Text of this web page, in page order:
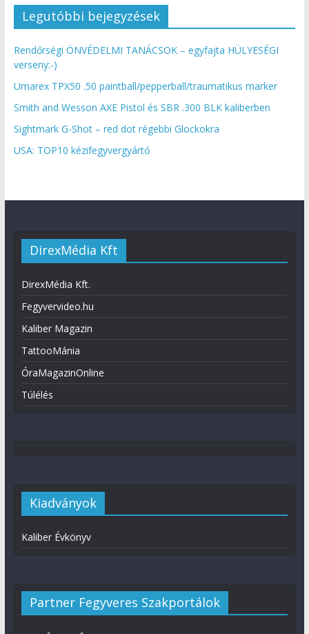
Legutóbbi bejegyzések
Rendőrségi ÖNVÉDELMI TANÁCSOK – egyfajta HÜLYESÉGI
verseny:-)
Umarex TPX50 .50 paintball/pepperball/traumatikus marker
Smith and Wesson AXE Pistol és SBR .300 BLK kaliberben
Sightmark G-Shot – red dot régebbi Glockokra
USA: TOP10 kézifegyvergyártó
DirexMédia Kft
DirexMédia Kft.
Fegyvervideo.hu
Kaliber Magazin
TattooMánia
ÓraMagazinOnline
Túlélés
Kiadványok
Kaliber Évkönyv
Partner Fegyveres Szakportálok